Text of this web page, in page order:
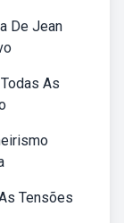
De Jean
As
Tensões